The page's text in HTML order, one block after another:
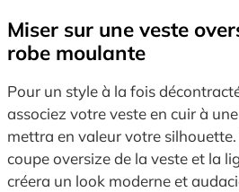
Miser sur une veste
robe moulante
Pour un style à la fois
associez votre veste en cuir à
mettra en valeur votre
coupe oversize de la veste et la
créera un look moderne et